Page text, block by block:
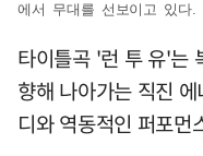
에서 무대를 선보이고 있다.
타이틀곡 '런 투 유'는
향해 나아가는 직진
디와 역동적인 퍼포먼